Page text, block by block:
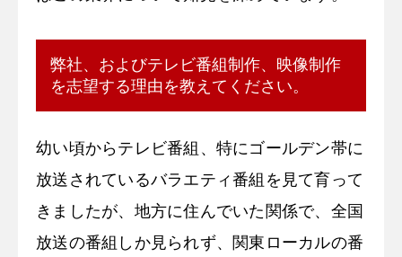
弊社、およびテレビ番組制作、映像制作
を志望する理由を教えてください。
幼い頃からテレビ番組、特にゴールデン帯に
放送されているバラエティ番組を見て育って
きましたが、地方に住んでいた関係で、全国
放送の番組しか見られず、関東ローカルの番